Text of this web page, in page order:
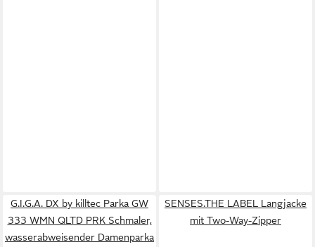
G.I.G.A. DX by killtec Parka GW
333 WMN QLTD PRK Schmaler,
wasserabweisender Damenparka
SENSES.THE LABEL Langjacke
mit Two-Way-Zipper